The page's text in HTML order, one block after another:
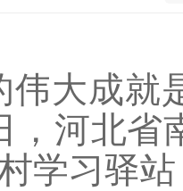
伟大成就
，河北省
学习驿